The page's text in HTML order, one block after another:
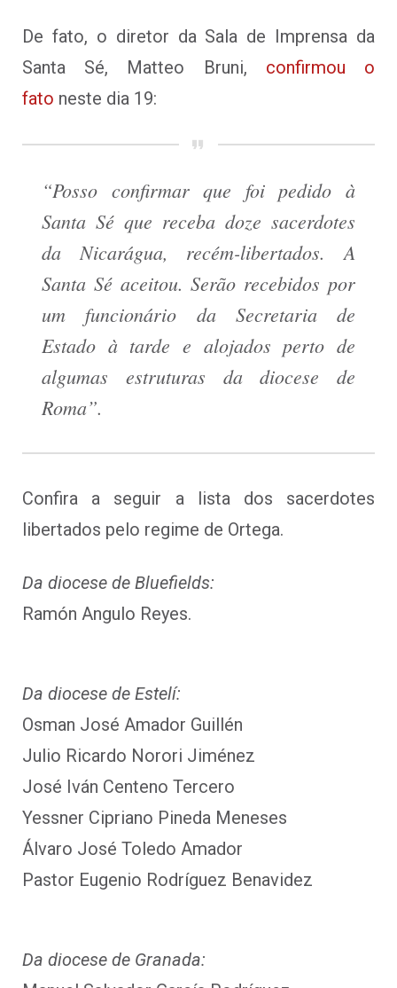
De fato, o diretor da Sala de Imprensa da
Santa Sé, Matteo Bruni, confirmou o
fato neste dia 19:
“Posso confirmar que foi pedido à
Santa Sé que receba doze sacerdotes
da Nicarágua, recém-libertados. A
Santa Sé aceitou. Serão recebidos por
um funcionário da Secretaria de
Estado à tarde e alojados perto de
algumas estruturas da diocese de
Roma”.
Confira a seguir a lista dos sacerdotes
libertados pelo regime de Ortega.
Da diocese de Bluefields:
Ramón Angulo Reyes.
Da diocese de Estelí:
Osman José Amador Guillén
Julio Ricardo Norori Jiménez
José Iván Centeno Tercero
Yessner Cipriano Pineda Meneses
Álvaro José Toledo Amador
Pastor Eugenio Rodríguez Benavidez
Da diocese de Granada: